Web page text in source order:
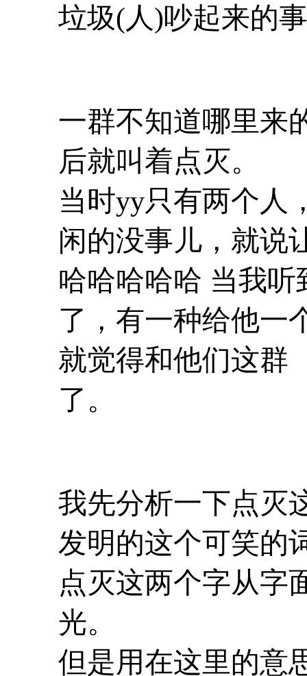
垃圾(人)吵起来的
一群不知道哪里来
后就叫着点灭。
当时yy只有两个人
闲的没事儿，就说
哈哈哈哈哈 当我
了，有一种给他一
就觉得和他们这群
了。
我先分析一下点灭
发明的这个可笑的
点灭这两个字从字
光。
但是用在这里的意